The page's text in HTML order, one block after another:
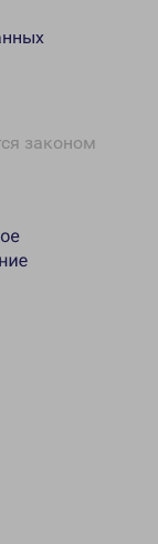
законом